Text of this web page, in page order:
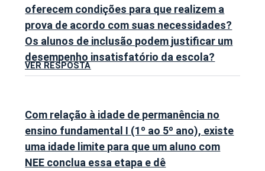
oferecem condições para que realizem a
prova de acordo com suas necessidades?
Os alunos de inclusão podem justificar um
desempenho insatisfatório da escola?
VER RESPOSTA
Com relação à idade de permanência no
ensino fundamental I (1º ao 5º ano), existe
uma idade limite para que um aluno com
NEE conclua essa etapa e dê